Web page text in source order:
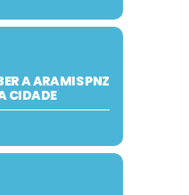
A ARAMIS PNZ
CIDADE